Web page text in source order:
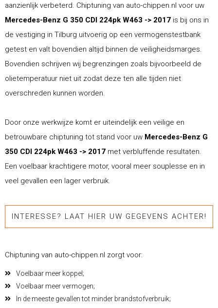
aanzienlijk verbeterd. Chiptuning van auto-chippen.nl voor uw
Mercedes-Benz G 350 CDI 224pk W463 -> 2017 is bij ons in
de vestiging in Tilburg uitvoerig op een vermogenstestbank
getest en valt bovendien altijd binnen de veiligheidsmarges.
Bovendien schrijven wij begrenzingen zoals bijvoorbeeld de
olietemperatuur niet uit zodat deze ten alle tijden niet
overschreden kunnen worden.
Door onze werkwijze komt er uiteindelijk een veilige en
betrouwbare chiptuning tot stand voor uw Mercedes-Benz G
350 CDI 224pk W463 -> 2017 met verbluffende resultaten.
Een voelbaar krachtigere motor, vooral meer souplesse en in
veel gevallen een lager verbruik.
INTERESSE? LAAT HIER UW GEGEVENS ACHTER!
Chiptuning van auto-chippen.nl zorgt voor:
Voelbaar meer koppel;
Voelbaar meer vermogen;
In de meeste gevallen tot minder brandstofverbruik;